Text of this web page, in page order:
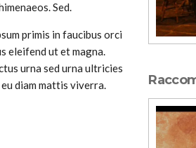
Sed.
primis in faucibus orci
eleifend ut et magna.
urna sed urna ultricies
diam mattis viverra.